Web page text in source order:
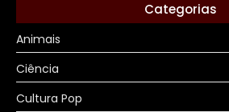
Categorias
Animais
Ciência
Cultura Pop